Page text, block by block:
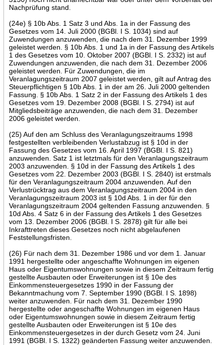
Nachprüfung stand.
(24e) § 10b Abs. 1 Satz 3 und Abs. 1a in der Fassung des
Gesetzes vom 14. Juli 2000 (BGBl. I S. 1034) sind auf
Zuwendungen anzuwenden, die nach dem 31. Dezember 1999
geleistet werden. § 10b Abs. 1 und 1a in der Fassung des Artikels
1 des Gesetzes vom 10. Oktober 2007 (BGBl. I S. 2332) ist auf
Zuwendungen anzuwenden, die nach dem 31. Dezember 2006
geleistet werden. Für Zuwendungen, die im
Veranlagungszeitraum 2007 geleistet werden, gilt auf Antrag des
Steuerpflichtigen § 10b Abs. 1 in der am 26. Juli 2000 geltenden
Fassung. § 10b Abs. 1 Satz 2 in der Fassung des Artikels 1 des
Gesetzes vom 19. Dezember 2008 (BGBl. I S. 2794) ist auf
Mitgliedsbeiträge anzuwenden, die nach dem 31. Dezember
2006 geleistet werden.
(25) Auf den am Schluss des Veranlagungszeitraums 1998
festgestellten verbleibenden Verlustabzug ist § 10d in der
Fassung des Gesetzes vom 16. April 1997 (BGBl. I S. 821)
anzuwenden. Satz 1 ist letztmals für den Veranlagungszeitraum
2003 anzuwenden. § 10d in der Fassung des Artikels 1 des
Gesetzes vom 22. Dezember 2003 (BGBl. I S. 2840) ist erstmals
für den Veranlagungszeitraum 2004 anzuwenden. Auf den
Verlustrücktrag aus dem Veranlagungszeitraum 2004 in den
Veranlagungszeitraum 2003 ist § 10d Abs. 1 in der für den
Veranlagungszeitraum 2004 geltenden Fassung anzuwenden. §
10d Abs. 4 Satz 6 in der Fassung des Artikels 1 des Gesetzes
vom 13. Dezember 2006 (BGBl. I S. 2878) gilt für alle bei
Inkrafttreten dieses Gesetzes noch nicht abgelaufenen
Feststellungsfristen.
(26) Für nach dem 31. Dezember 1986 und vor dem 1. Januar
1991 hergestellte oder angeschaffte Wohnungen im eigenen
Haus oder Eigentumswohnungen sowie in diesem Zeitraum fertig
gestellte Ausbauten oder Erweiterungen ist § 10e des
Einkommensteuergesetzes 1990 in der Fassung der
Bekanntmachung vom 7. September 1990 (BGBl. I S. 1898)
weiter anzuwenden. Für nach dem 31. Dezember 1990
hergestellte oder angeschaffte Wohnungen im eigenen Haus
oder Eigentumswohnungen sowie in diesem Zeitraum fertig
gestellte Ausbauten oder Erweiterungen ist § 10e des
Einkommensteuergesetzes in der durch Gesetz vom 24. Juni
1991 (BGBl. I S. 1322) geänderten Fassung weiter anzuwenden.